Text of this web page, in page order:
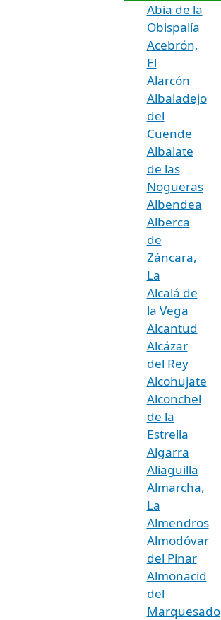
Abia de la
Obispalía
Acebrón,
El
Alarcón
Albaladejo
del
Cuende
Albalate
de las
Nogueras
Albendea
Alberca
de
Záncara,
La
Alcalá de
la Vega
Alcantud
Alcázar
del Rey
Alcohujate
Alconchel
de la
Estrella
Algarra
Aliaguilla
Almarcha,
La
Almendros
Almodóvar
del Pinar
Almonacid
del
Marquesado